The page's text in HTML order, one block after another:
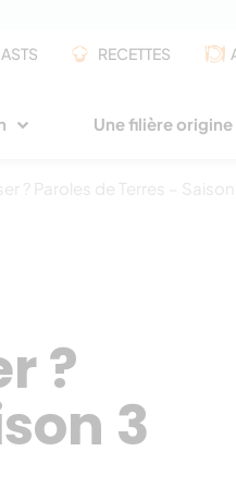
RECETTES
Une filière
? Paroles de Terres –
?
3